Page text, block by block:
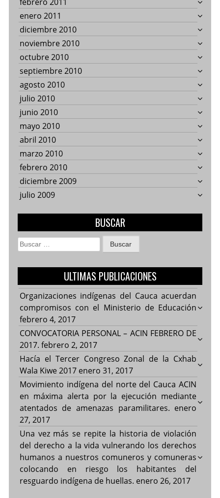
enero 2011
diciembre 2010
noviembre 2010
octubre 2010
septiembre 2010
agosto 2010
julio 2010
junio 2010
mayo 2010
abril 2010
marzo 2010
febrero 2010
diciembre 2009
julio 2009
BUSCAR
Buscar:
ULTIMAS PUBLICACIONES
Organizaciones indígenas del Cauca acuerdan
compromisos con el Ministerio de Educación
febrero 4, 2017
CONVOCATORIA PERSONAL – ACIN FEBRERO DE
2017. febrero 2, 2017
Hacía el Tercer Congreso Zonal de la Cxhab
Wala Kiwe 2017 enero 31, 2017
Movimiento indígena del norte del Cauca ACIN
en máxima alerta por la ejecución mediante
atentados de amenazas paramilitares. enero
27, 2017
Una vez más se repite la historia de violación
del derecho a la vida vulnerando los derechos
humanos a nuestros comuneros y comuneras
colocando en riesgo los habitantes del
resguardo indígena de huellas. enero 26, 2017